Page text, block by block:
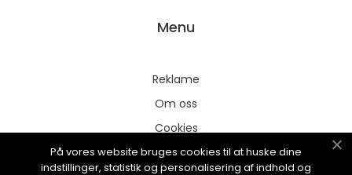
Menu
Reklame
Om oss
Cookies
Kontakt Oss
På vores website bruges cookies til at huske dine
indstillinger, statistik og personalisering af indhold og